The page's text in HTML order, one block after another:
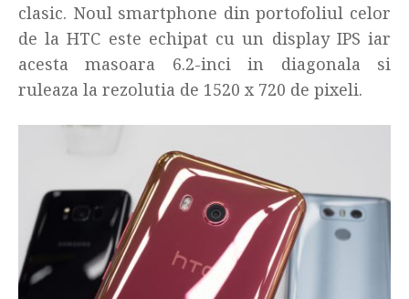
clasic. Noul smartphone din portofoliul celor
de la HTC este echipat cu un display IPS iar
acesta masoara 6.2-inci in diagonala si
ruleaza la rezolutia de 1520 x 720 de pixeli.